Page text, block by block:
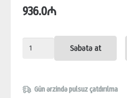
936.0₼
DAHUA
I2,
Səbətə at
Gün ərzində pulsuz çatdırılma